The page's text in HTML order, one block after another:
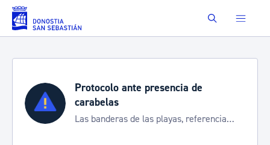
Saltar al contenido principal Buscar
Protocolo ante presencia de
carabelas
Las banderas de las playas, referencia